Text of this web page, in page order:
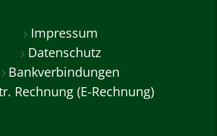
Impressum
Datenschutz
Bankverbindungen
Rechnung (E-Rechnung)